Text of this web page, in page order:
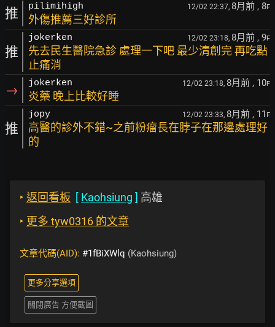
推 pilimihigh 12/02 22:37, 8月前 , 8F
外傷推薦三好診所
推
jokerken 12/02 23:18, 8月前 , 9F
先去民生醫院急診 處理一下吧 最少清創完 再吃點
止痛消
→ jokerken 12/02 23:18, 8月前 , 10F
炎藥 晚上比較好睡
推
jopy 12/02 23:33, 8月前 , 11 F
高醫的診外不錯~之前粉瘤長在脖子在那邊處理好
的
‣ 返回看板 [ Kaohsiung ] 高雄
‣ 更多 tyw0316 的文章
文章代碼(AID): #1fBiXWlq (Kaohsiung)
更多分享選項
關閉廣告 方便截圖